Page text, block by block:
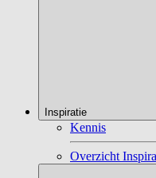
Inspiratie
Kennis
Overzicht